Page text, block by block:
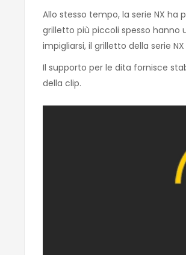
Allo stesso tempo, la serie NX
grilletto più piccoli spesso
impigliarsi, il grilletto della serie
Il supporto per le dita fornisce
della clip.